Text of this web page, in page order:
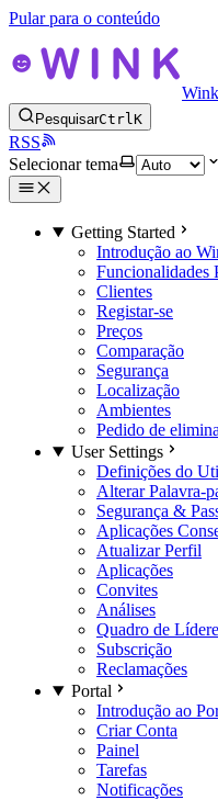
Pular para o conteúdo
Wink
PesquisarCtrlK
RSS
Selecionar tema
Getting Started
Introdução ao
Funcionalidades
Clientes
Registar-se
Preços
Comparação
Segurança
Localização
Ambientes
Pedido de
User Settings
Definições do
Alterar Palavra-
Segurança &
Aplicações
Atualizar Perfil
Aplicações
Convites
Análises
Quadro de
Subscrição
Reclamações
Portal
Introdução ao
Criar Conta
Painel
Tarefas
Notificações